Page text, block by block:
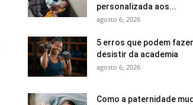
personalizada aos...
agosto 6, 2026
5 erros que podem
desistir da academia
agosto 6, 2026
Como a paternidade